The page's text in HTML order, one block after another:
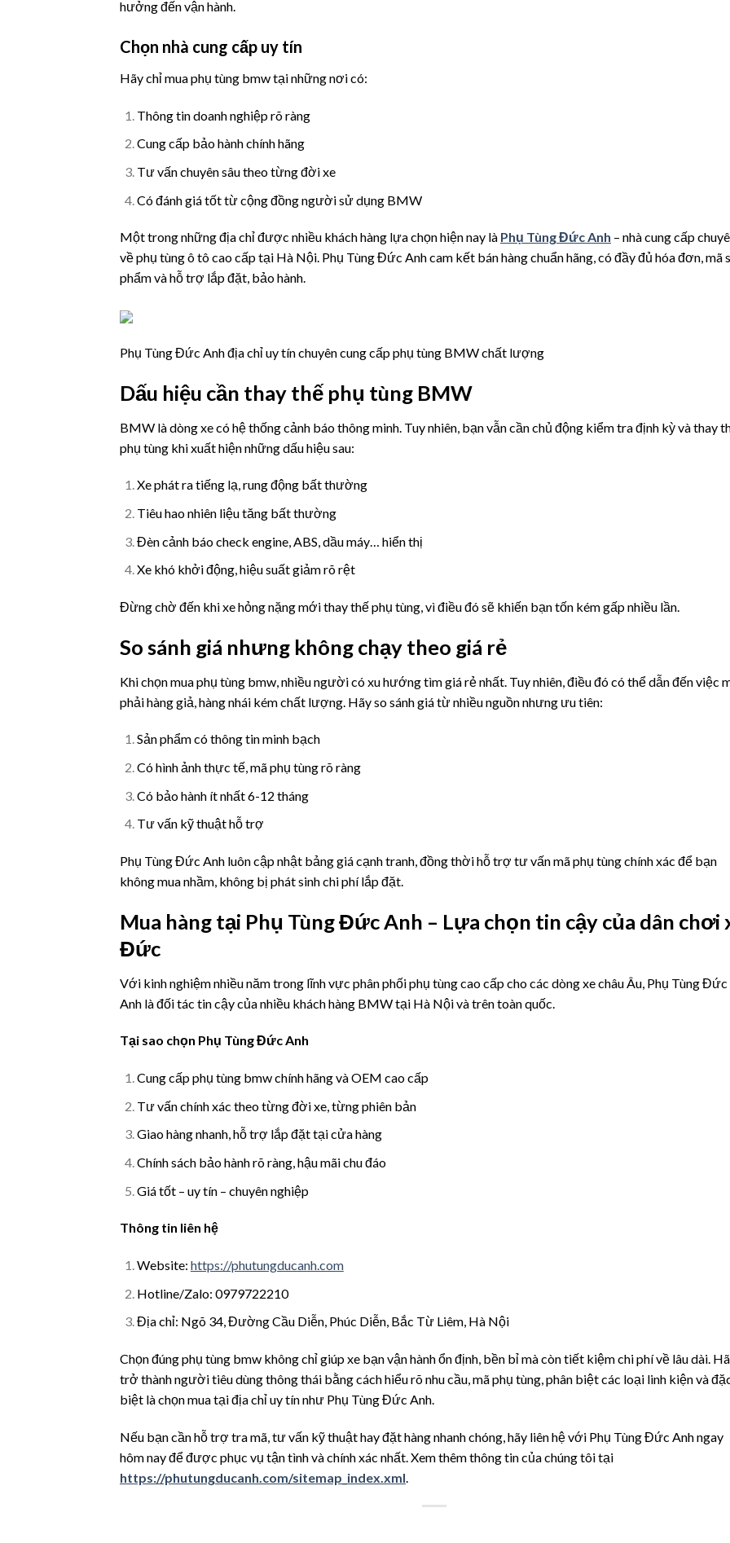
hưởng đến vận hành.
Chọn nhà cung cấp uy tín
Hãy chỉ mua phụ tùng bmw tại những nơi có:
Thông tin doanh nghiệp rõ ràng
Cung cấp bảo hành chính hãng
Tư vấn chuyên sâu theo từng đời xe
Có đánh giá tốt từ cộng đồng người sử dụng BMW
Một trong những địa chỉ được nhiều khách hàng lựa chọn hiện nay là Phụ Tùng Đức Anh – nhà cung cấp
về phụ tùng ô tô cao cấp tại Hà Nội. Phụ Tùng Đức Anh cam kết bán hàng chuẩn hãng, có đầy đủ hóa đơn, mã
phẩm và hỗ trợ lắp đặt, bảo hành.
Phụ Tùng Đức Anh địa chỉ uy tín chuyên cung cấp phụ tùng BMW chất lượng
Dấu hiệu cần thay thế phụ tùng BMW
BMW là dòng xe có hệ thống cảnh báo thông minh. Tuy nhiên, bạn vẫn cần chủ động kiểm tra định kỳ và thay
phụ tùng khi xuất hiện những dấu hiệu sau:
Xe phát ra tiếng lạ, rung động bất thường
Tiêu hao nhiên liệu tăng bất thường
Đèn cảnh báo check engine, ABS, dầu máy… hiển thị
Xe khó khởi động, hiệu suất giảm rõ rệt
Đừng chờ đến khi xe hỏng nặng mới thay thế phụ tùng, vì điều đó sẽ khiến bạn tốn kém gấp nhiều lần.
So sánh giá nhưng không chạy theo giá rẻ
Khi chọn mua phụ tùng bmw, nhiều người có xu hướng tìm giá rẻ nhất. Tuy nhiên, điều đó có thể dẫn đến việc
phải hàng giả, hàng nhái kém chất lượng. Hãy so sánh giá từ nhiều nguồn nhưng ưu tiên:
Sản phẩm có thông tin minh bạch
Có hình ảnh thực tế, mã phụ tùng rõ ràng
Có bảo hành ít nhất 6-12 tháng
Tư vấn kỹ thuật hỗ trợ
Phụ Tùng Đức Anh luôn cập nhật bảng giá cạnh tranh, đồng thời hỗ trợ tư vấn mã phụ tùng chính xác để bạn
không mua nhầm, không bị phát sinh chi phí lắp đặt.
Mua hàng tại Phụ Tùng Đức Anh – Lựa chọn tin cậy của dân chơi
Đức
Với kinh nghiệm nhiều năm trong lĩnh vực phân phối phụ tùng cao cấp cho các dòng xe châu Âu, Phụ Tùng Đức
Anh là đối tác tin cậy của nhiều khách hàng BMW tại Hà Nội và trên toàn quốc.
Tại sao chọn Phụ Tùng Đức Anh
Cung cấp phụ tùng bmw chính hãng và OEM cao cấp
Tư vấn chính xác theo từng đời xe, từng phiên bản
Giao hàng nhanh, hỗ trợ lắp đặt tại cửa hàng
Chính sách bảo hành rõ ràng, hậu mãi chu đáo
Giá tốt – uy tín – chuyên nghiệp
Thông tin liên hệ
Website: https://phutungducanh.com
Hotline/Zalo: 0979722210
Địa chỉ: Ngõ 34, Đường Cầu Diễn, Phúc Diễn, Bắc Từ Liêm, Hà Nội
Chọn đúng phụ tùng bmw không chỉ giúp xe bạn vận hành ổn định, bền bỉ mà còn tiết kiệm chi phí về lâu dài.
trở thành người tiêu dùng thông thái bằng cách hiểu rõ nhu cầu, mã phụ tùng, phân biệt các loại linh kiện và
biệt là chọn mua tại địa chỉ uy tín như Phụ Tùng Đức Anh.
Nếu bạn cần hỗ trợ tra mã, tư vấn kỹ thuật hay đặt hàng nhanh chóng, hãy liên hệ với Phụ Tùng Đức Anh ngay
hôm nay để được phục vụ tận tình và chính xác nhất. Xem thêm thông tin của chúng tôi tại
https://phutungducanh.com/sitemap_index.xml.